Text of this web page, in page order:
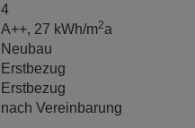
4
A++, 27 kWh/m2a
Neubau
Erstbezug
Erstbezug
nach Vereinbarung